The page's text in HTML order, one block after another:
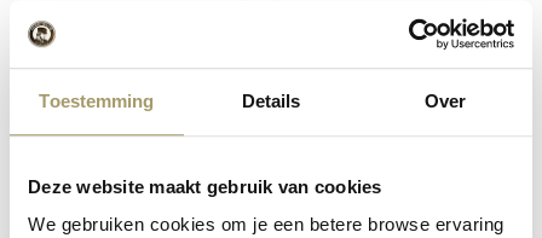
Toestemming Details Over
Deze website maakt gebruik van cookies
We gebruiken cookies om je een betere browse ervaring